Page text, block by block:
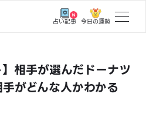
占い記事 今日の運勢
】相手が選んだドーナツ
がどんな人かわかる